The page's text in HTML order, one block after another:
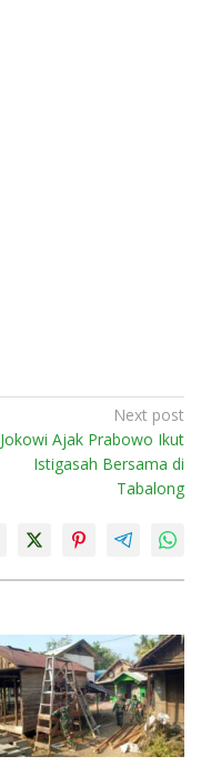
Next post
Jokowi Ajak Prabowo Ikut
Istigasah Bersama di
Tabalong